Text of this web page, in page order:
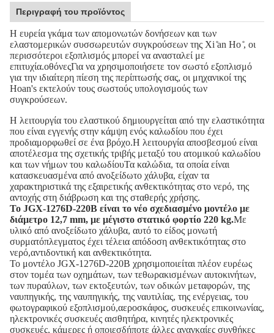
Περιγραφή του προϊόντος
Η ευρεία γκάμα των απομονωτών δονήσεων και των
ελαστομερικών συσσωρευτών συγκρούσεων της Xi ̊an Ho ̊, οι
περισσότεροι εξοπλισμός μπορεί να ανασταλεί με
επιτυχία.οθόνεςΓια να χρησιμοποιήσετε τον σωστό εξοπλισμό
για την ιδιαίτερη πίεση της περίπτωσής σας, οι μηχανικοί της
Hoan's εκτελούν τους σωστούς υπολογισμούς των
συγκρούσεων.
Η λειτουργία του ελαστικού δημιουργείται από την ελαστικότητα
που είναι εγγενής στην κάμψη ενός καλωδίου που έχει
προδιαμορφωθεί σε ένα βρόχο.Η λειτουργία αποσβεσμού είναι
αποτέλεσμα της σχετικής τριβής μεταξύ του ατομικού καλωδίου
και των νήμων του καλωδίουΤα καλώδια, τα οποία είναι
κατασκευασμένα από ανοξείδωτο χάλυβα, είχαν τα
χαρακτηριστικά της εξαιρετικής ανθεκτικότητας στο νερό, της
αντοχής στη διάβρωση και της σταθερής χρήσης.
Το JGX-1276D-220B είναι το νέο σχεδιασμένο μοντέλο με
διάμετρο 12,7 mm, με μέγιστο στατικό φορτίο 220 kg.Με
υλικό από ανοξείδωτο χάλυβα, αυτό το είδος μονωτή
συρματόπλεγματος έχει τέλεια απόδοση ανθεκτικότητας στο
νερό,αντιδοντική και ανθεκτικότητα.
Το μοντέλο JGX-1276D-220B χρησιμοποιείται πλέον ευρέως
στον τομέα των οχημάτων, των τεθωρακισμένων αυτοκινήτων,
των πυραύλων, των εκτοξευτών, των οδικών μεταφορών, της
ναυπηγικής, της ναυπηγικής, της ναυτιλίας, της ενέργειας, του
φωτογραφικού εξοπλισμού,αεροσκάφος, συσκευές επικοινωνίας,
ηλεκτρονικές συσκευές αισθητήρα, κινητές ηλεκτρονικές
συσκευές, κάμερες ή οποιεσδήποτε άλλες αναγκαίες συνθήκες